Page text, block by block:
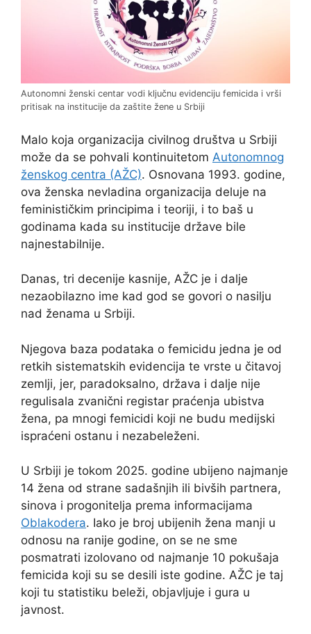
Autonomni ženski centar vodi ključnu evidenciju femicida i vrši
pritisak na institucije da zaštite žene u Srbiji
Malo koja organizacija civilnog društva u Srbiji
može da se pohvali kontinuitetom Autonomnog
ženskog centra (AŽC). Osnovana 1993. godine,
ova ženska nevladina organizacija deluje na
feminističkim principima i teoriji, i to baš u
godinama kada su institucije države bile
najnestabilnije.
Danas, tri decenije kasnije, AŽC je i dalje
nezaobilazno ime kad god se govori o nasilju
nad ženama u Srbiji.
Njegova baza podataka o femicidu jedna je od
retkih sistematskih evidencija te vrste u čitavoj
zemlji, jer, paradoksalno, država i dalje nije
regulisala zvanični registar praćenja ubistva
žena, pa mnogi femicidi koji ne budu medijski
ispraćeni ostanu i nezabeleženi.
U Srbiji je tokom 2025. godine ubijeno najmanje
14 žena od strane sadašnjih ili bivših partnera,
sinova i progonitelja prema informacijama
Oblakodera. Iako je broj ubijenih žena manji u
odnosu na ranije godine, on se ne sme
posmatrati izolovano od najmanje 10 pokušaja
femicida koji su se desili iste godine. AŽC je taj
koji tu statistiku beleži, objavljuje i gura u
javnost.